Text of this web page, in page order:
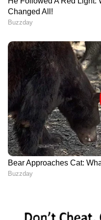
സംവിധായകൻ
നന്ദി പറയുന്നു.
ആക്കിയതിന്
ഫാസിലടക്കമുള്ള
ആ നിമിഷങ്ങൾ
ഇൻസ്റ്റഗ്രാമിൽ
Also Read:
എല്ലുകളുടെ
സോയ